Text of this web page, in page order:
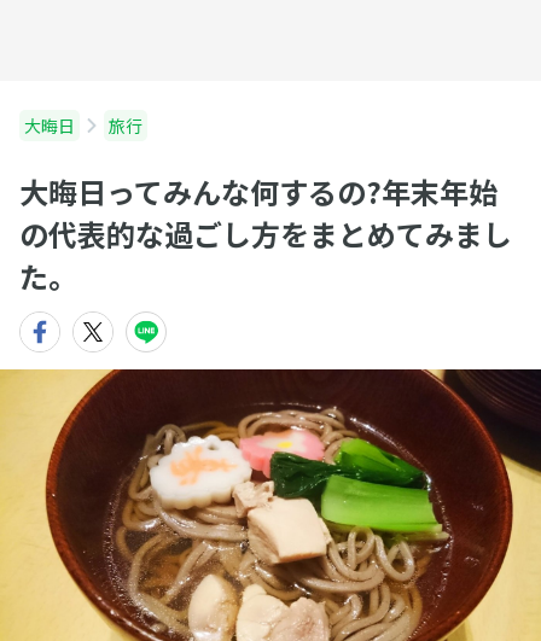
大晦日 旅行
大晦日ってみんな何するの?年末年始
の代表的な過ごし方をまとめてみまし
た。